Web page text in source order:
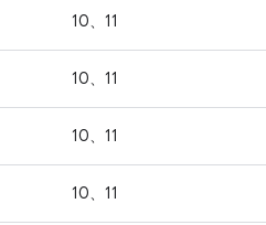
10、11
10、11
10、11
10、11